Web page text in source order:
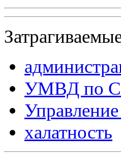
УМВД по
халатность